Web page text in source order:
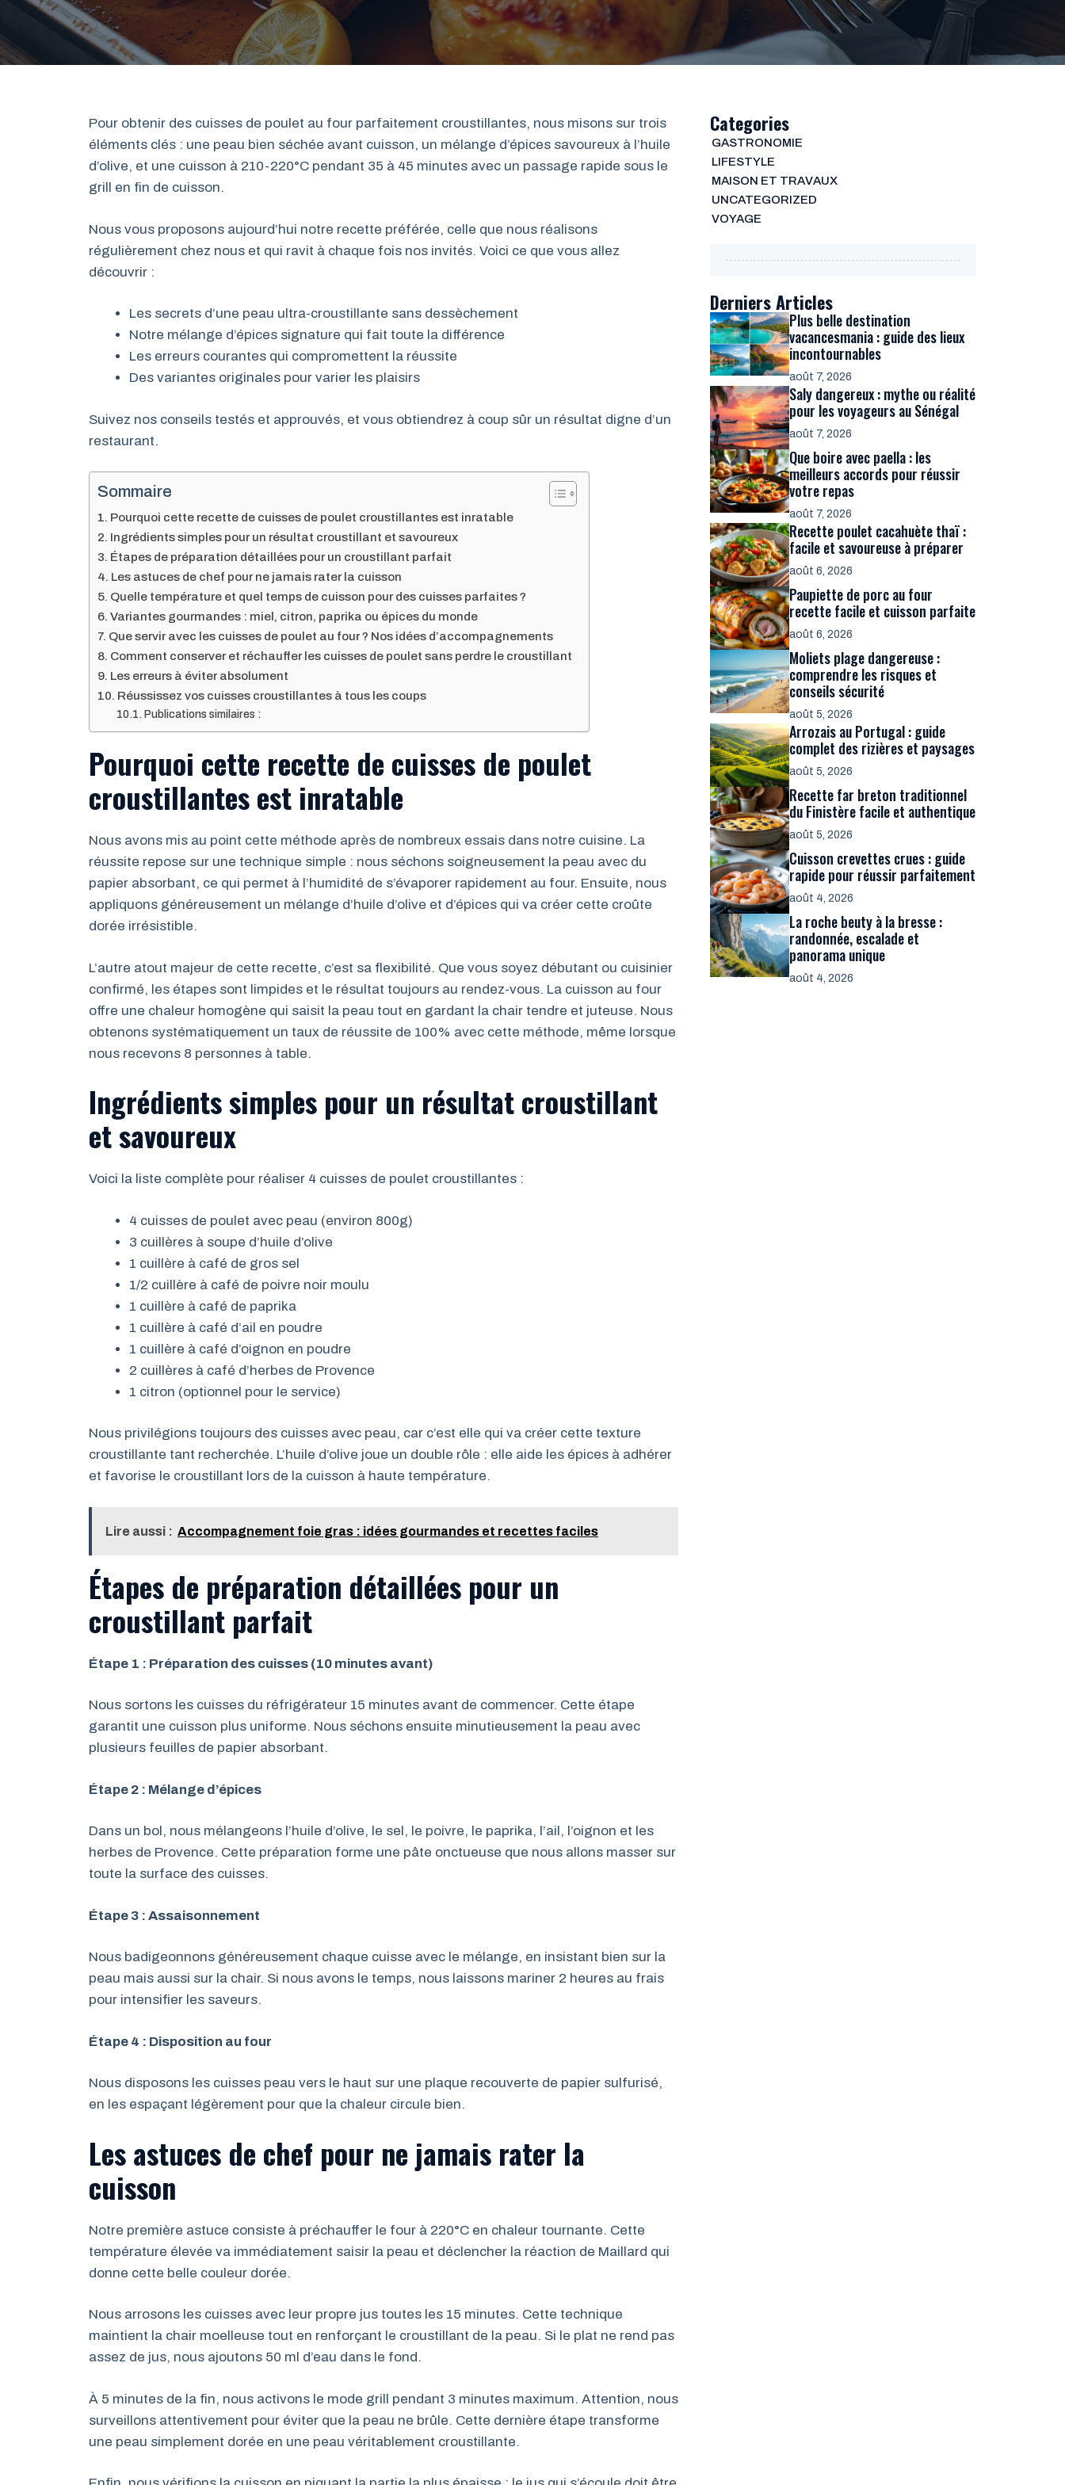
Pour obtenir des cuisses de poulet au four parfaitement croustillantes, nous misons sur trois
éléments clés : une peau bien séchée avant cuisson, un mélange d’épices savoureux à l’huile
d’olive, et une cuisson à 210-220°C pendant 35 à 45 minutes avec un passage rapide sous le
grill en fin de cuisson.
Nous vous proposons aujourd’hui notre recette préférée, celle que nous réalisons
régulièrement chez nous et qui ravit à chaque fois nos invités. Voici ce que vous allez
découvrir :
Les secrets d’une peau ultra-croustillante sans dessèchement
Notre mélange d’épices signature qui fait toute la différence
Les erreurs courantes qui compromettent la réussite
Des variantes originales pour varier les plaisirs
Suivez nos conseils testés et approuvés, et vous obtiendrez à coup sûr un résultat digne d’un
restaurant.
Sommaire
Pourquoi cette recette de cuisses de poulet croustillantes est inratable
Ingrédients simples pour un résultat croustillant et savoureux
Étapes de préparation détaillées pour un croustillant parfait
Les astuces de chef pour ne jamais rater la cuisson
Quelle température et quel temps de cuisson pour des cuisses parfaites ?
Variantes gourmandes : miel, citron, paprika ou épices du monde
Que servir avec les cuisses de poulet au four ? Nos idées d’accompagnements
Comment conserver et réchauffer les cuisses de poulet sans perdre le croustillant
Les erreurs à éviter absolument
Réussissez vos cuisses croustillantes à tous les coups
Publications similaires :
Pourquoi cette recette de cuisses de poulet
croustillantes est inratable
Nous avons mis au point cette méthode après de nombreux essais dans notre cuisine. La
réussite repose sur une technique simple : nous séchons soigneusement la peau avec du
papier absorbant, ce qui permet à l’humidité de s’évaporer rapidement au four. Ensuite, nous
appliquons généreusement un mélange d’huile d’olive et d’épices qui va créer cette croûte
dorée irrésistible.
L’autre atout majeur de cette recette, c’est sa flexibilité. Que vous soyez débutant ou cuisinier
confirmé, les étapes sont limpides et le résultat toujours au rendez-vous. La cuisson au four
offre une chaleur homogène qui saisit la peau tout en gardant la chair tendre et juteuse. Nous
obtenons systématiquement un taux de réussite de 100% avec cette méthode, même lorsque
nous recevons 8 personnes à table.
Ingrédients simples pour un résultat croustillant
et savoureux
Voici la liste complète pour réaliser 4 cuisses de poulet croustillantes :
4 cuisses de poulet avec peau (environ 800g)
3 cuillères à soupe d’huile d’olive
1 cuillère à café de gros sel
1/2 cuillère à café de poivre noir moulu
1 cuillère à café de paprika
1 cuillère à café d’ail en poudre
1 cuillère à café d’oignon en poudre
2 cuillères à café d’herbes de Provence
1 citron (optionnel pour le service)
Nous privilégions toujours des cuisses avec peau, car c’est elle qui va créer cette texture
croustillante tant recherchée. L’huile d’olive joue un double rôle : elle aide les épices à adhérer
et favorise le croustillant lors de la cuisson à haute température.
Lire aussi : Accompagnement foie gras : idées gourmandes et recettes faciles
Étapes de préparation détaillées pour un
croustillant parfait
Étape 1 : Préparation des cuisses (10 minutes avant)
Nous sortons les cuisses du réfrigérateur 15 minutes avant de commencer. Cette étape
garantit une cuisson plus uniforme. Nous séchons ensuite minutieusement la peau avec
plusieurs feuilles de papier absorbant.
Étape 2 : Mélange d’épices
Dans un bol, nous mélangeons l’huile d’olive, le sel, le poivre, le paprika, l’ail, l’oignon et les
herbes de Provence. Cette préparation forme une pâte onctueuse que nous allons masser sur
toute la surface des cuisses.
Étape 3 : Assaisonnement
Nous badigeonnons généreusement chaque cuisse avec le mélange, en insistant bien sur la
peau mais aussi sur la chair. Si nous avons le temps, nous laissons mariner 2 heures au frais
pour intensifier les saveurs.
Étape 4 : Disposition au four
Nous disposons les cuisses peau vers le haut sur une plaque recouverte de papier sulfurisé,
en les espaçant légèrement pour que la chaleur circule bien.
Les astuces de chef pour ne jamais rater la
cuisson
Notre première astuce consiste à préchauffer le four à 220°C en chaleur tournante. Cette
température élevée va immédiatement saisir la peau et déclencher la réaction de Maillard qui
donne cette belle couleur dorée.
Nous arrosons les cuisses avec leur propre jus toutes les 15 minutes. Cette technique
maintient la chair moelleuse tout en renforçant le croustillant de la peau. Si le plat ne rend pas
assez de jus, nous ajoutons 50 ml d’eau dans le fond.
À 5 minutes de la fin, nous activons le mode grill pendant 3 minutes maximum. Attention, nous
surveillons attentivement pour éviter que la peau ne brûle. Cette dernière étape transforme
une peau simplement dorée en une peau véritablement croustillante.
Categories
GASTRONOMIE
LIFESTYLE
MAISON ET TRAVAUX
UNCATEGORIZED
VOYAGE
Derniers Articles
Plus belle destination
vacancesmania : guide des lieux
incontournables
août 7, 2026
Saly dangereux : mythe ou réalité
pour les voyageurs au Sénégal
août 7, 2026
Que boire avec paella : les
meilleurs accords pour réussir
votre repas
août 7, 2026
Recette poulet cacahuète thaï :
facile et savoureuse à préparer
août 6, 2026
Paupiette de porc au four
recette facile et cuisson parfaite
août 6, 2026
Moliets plage dangereuse :
comprendre les risques et
conseils sécurité
août 5, 2026
Arrozais au Portugal : guide
complet des rizières et paysages
août 5, 2026
Recette far breton traditionnel
du Finistère facile et authentique
août 5, 2026
Cuisson crevettes crues : guide
rapide pour réussir parfaitement
août 4, 2026
La roche beuty à la bresse :
randonnée, escalade et
panorama unique
août 4, 2026